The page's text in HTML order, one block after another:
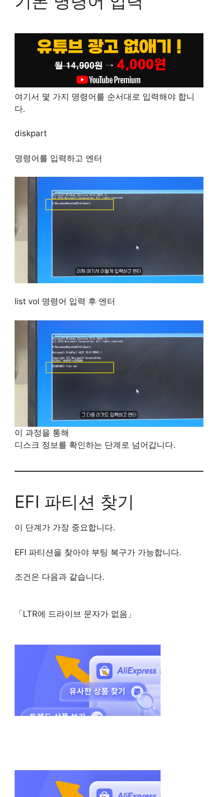
여기서 몇 가지 명령어를 순서대로 입력해야 합니
다.
diskpart
명령어를 입력하고 엔터
list vol 명령어 입력 후 엔터
이 과정을 통해
디스크 정보를 확인하는 단계로 넘어갑니다.
EFI 파티션 찾기
이 단계가 가장 중요합니다.
EFI 파티션을 찾아야 부팅 복구가 가능합니다.
조건은 다음과 같습니다.
「LTR에 드라이브 문자가 없음」